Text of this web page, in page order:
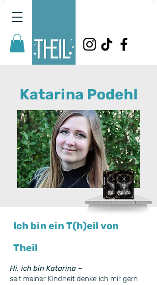
Katarina Podehl
Hi, ich bin Katarina –
seit meiner Kindheit denke ich mir gern
Ich bin ein T(h)eil von
Theil